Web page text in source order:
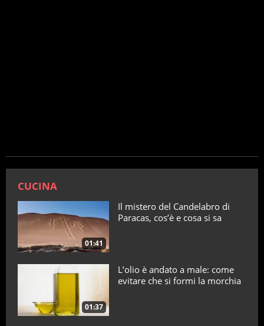
CUCINA
01:41
Il mistero del Candelabro di
Paracas, cos’è e cosa si sa
01:37
L’olio è andato a male: come
evitare che si formi la morchia